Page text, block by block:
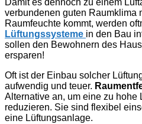
Damit es dennoch zu einem
verbundenen guten Raumklima
Raumfeuchte kommt, werden
Lüftungssysteme in den Bau
sollen den Bewohnern des
ersparen!
Oft ist der Einbau solcher
aufwendig und teuer.
Alternative an, um eine zu hohe
reduzieren. Sie sind flexibel
eine Lüftungsanlage.